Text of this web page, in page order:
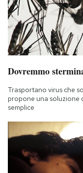
Dovremmo
Trasportano virus che
propone una soluzione
semplice